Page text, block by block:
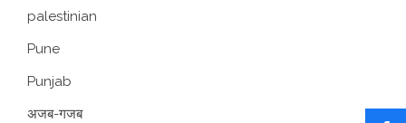
palestinian
Pune
Punjab
अजब-गजब